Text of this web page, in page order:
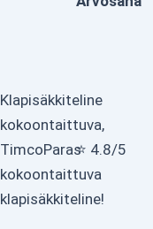
Klapisäkkiteline
kokoontaittuva,
TimcoParas
kokoontaittuva
klapisäkkiteline!
⭐ 4.8/5